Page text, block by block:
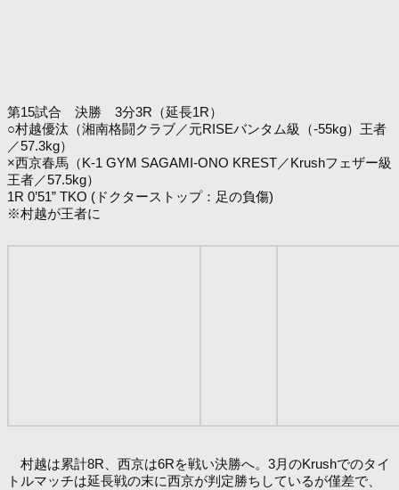
第15試合 決勝 3分3R（延長1R）
○村越優汰（湘南格闘クラブ／元RISEバンタム級（-55kg）王者
／57.3kg）
×西京春馬（K-1 GYM SAGAMI-ONO KREST／Krushフェザー級
王者／57.5kg）
1R 0’51” TKO (ドクターストップ：足の負傷)
※村越が王者に
村越は累計8R、西京は6Rを戦い決勝へ。3月のKrushでのタイ
トルマッチは延長戦の末に西京が判定勝ちしているが僅差で、